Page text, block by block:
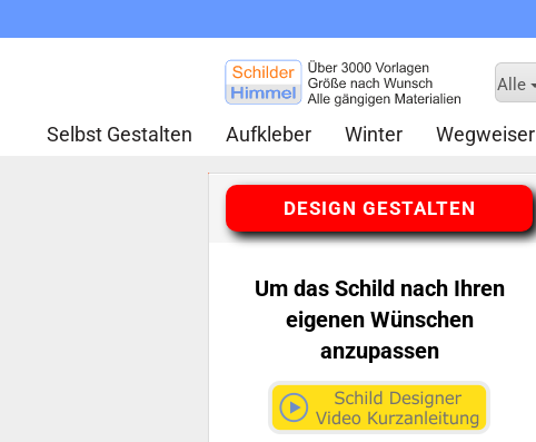
Alle
Selbst Gestalten Aufkleber Winter Wegweiser
DESIGN GESTALTEN
Um das Schild nach Ihren
eigenen Wünschen
anzupassen